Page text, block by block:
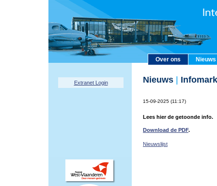
Over ons Nieuws
Extranet Login Nieuws
15-09-2025 (11:17)
Lees hier de getoonde info.
Download de PDF.
Nieuwslijst